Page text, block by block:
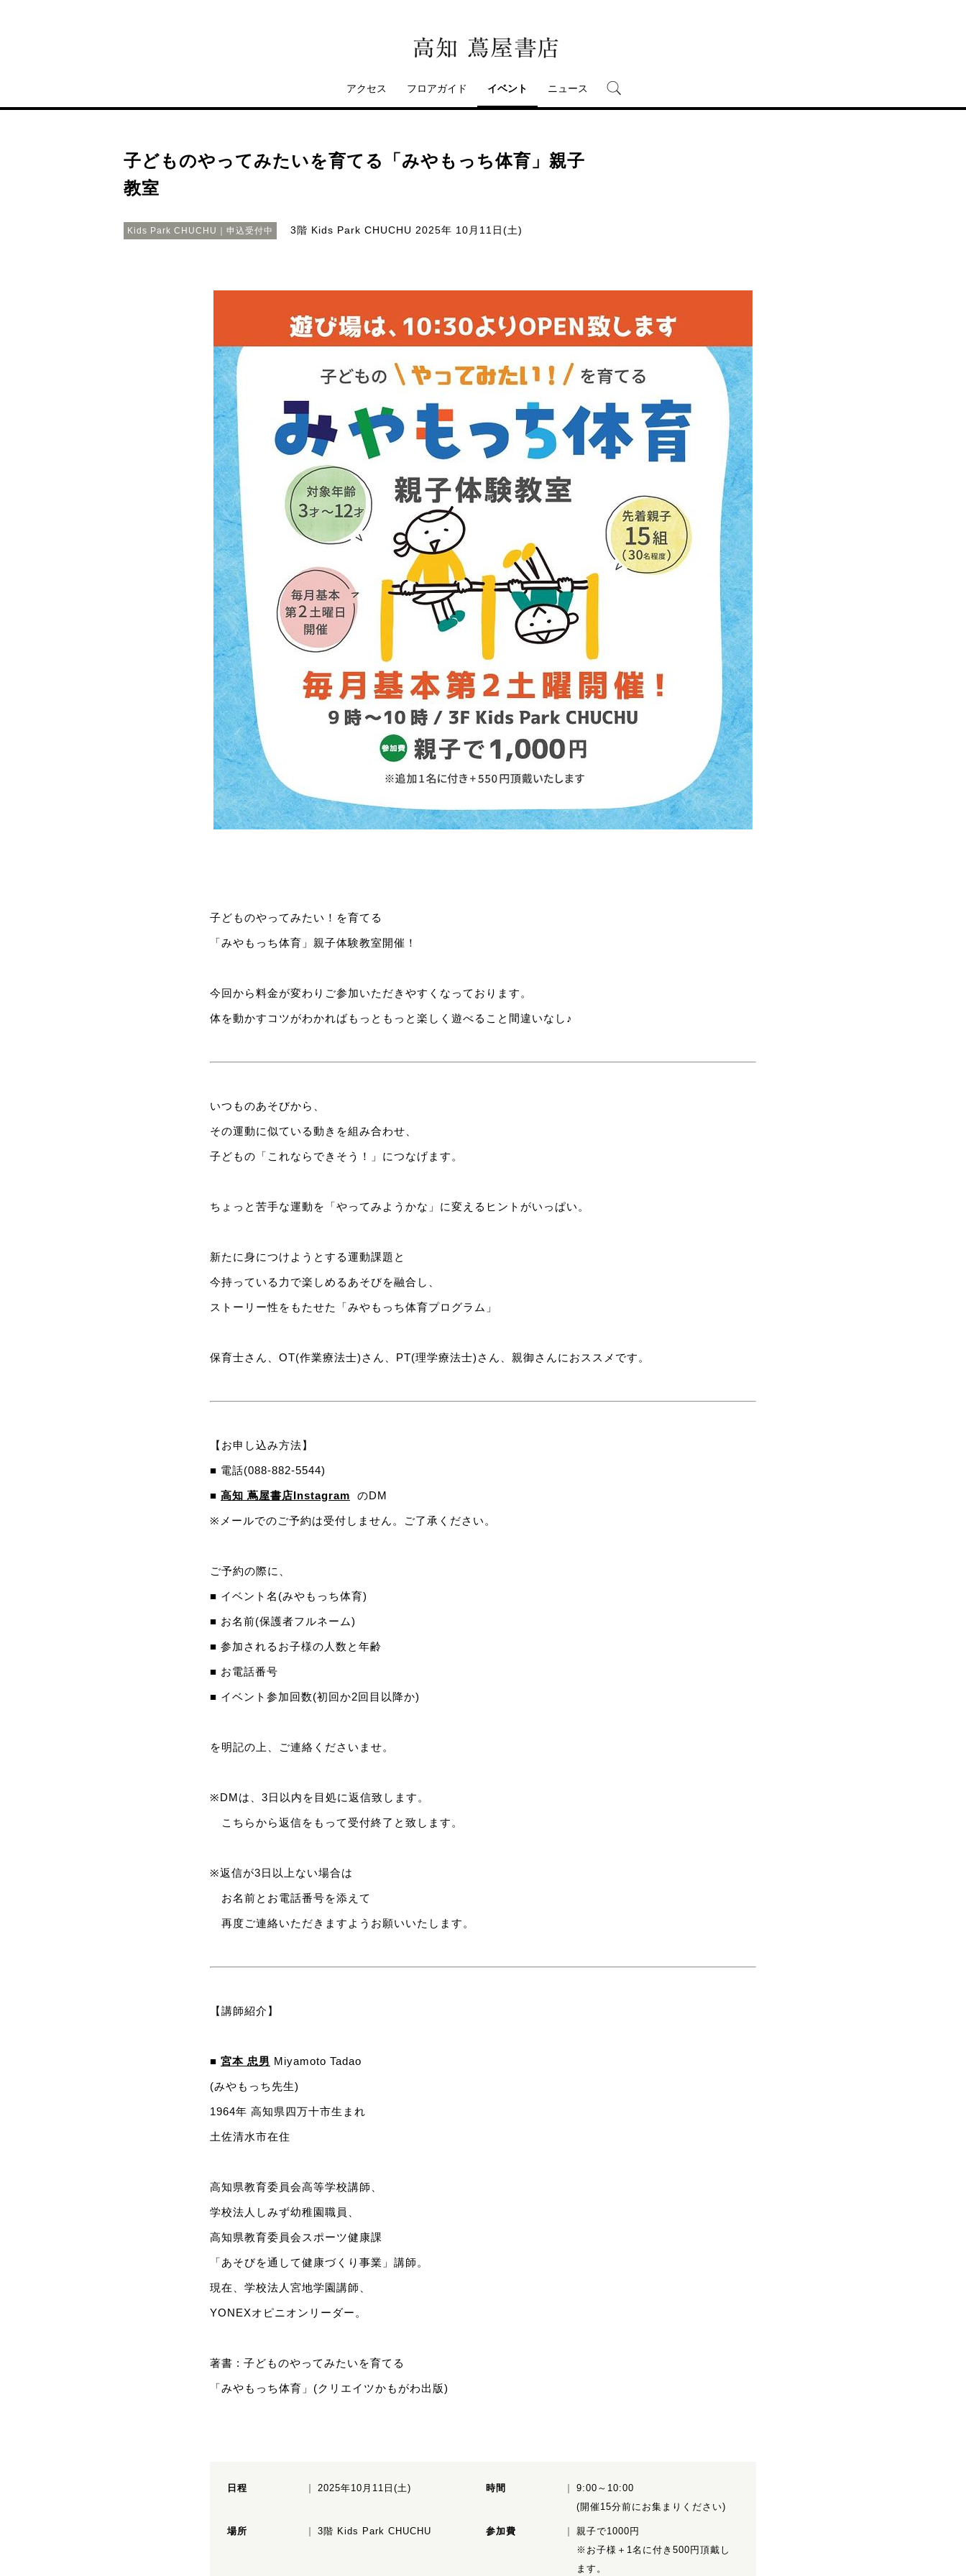
アクセス フロアガイド イベント ニュース
子どものやってみたいを育てる「みやもっち体育」親子
教室
Kids Park CHUCHU｜申込受付中 3階 Kids Park CHUCHU 2025年 10月11日(土)
子どものやってみたい！を育てる
「みやもっち体育」親子体験教室開催！
今回から料金が変わりご参加いただきやすくなっております。
体を動かすコツがわかればもっともっと楽しく遊べること間違いなし♪
いつものあそびから、
その運動に似ている動きを組み合わせ、
子どもの「これならできそう！」につなげます。
ちょっと苦手な運動を「やってみようかな」に変えるヒントがいっぱい。
新たに身につけようとする運動課題と
今持っている力で楽しめるあそびを融合し、
ストーリー性をもたせた「みやもっち体育プログラム」
保育士さん、OT(作業療法士)さん、PT(理学療法士)さん、親御さんにおススメです。
【お申し込み方法】
■ 電話(088-882-5544)
■ 高知 蔦屋書店Instagram のDM
※メールでのご予約は受付しません。ご了承ください。
ご予約の際に、
■ イベント名(みやもっち体育)
■ お名前(保護者フルネーム)
■ 参加されるお子様の人数と年齢
■ お電話番号
■ イベント参加回数(初回か2回目以降か)
を明記の上、ご連絡くださいませ。
※DMは、3日以内を目処に返信致します。
こちらから返信をもって受付終了と致します。
※返信が3日以上ない場合は
お名前とお電話番号を添えて
再度ご連絡いただきますようお願いいたします。
【講師紹介】
■ 宮本 忠男 Miyamoto Tadao
(みやもっち先生)
1964年 高知県四万十市生まれ
土佐清水市在住
高知県教育委員会高等学校講師、
学校法人しみず幼稚園職員、
高知県教育委員会スポーツ健康課
「あそびを通して健康づくり事業」講師。
現在、学校法人宮地学園講師、
YONEXオピニオンリーダー。
著書 : 子どものやってみたいを育てる
「みやもっち体育」(クリエイツかもがわ出版)
日程 2025年10月11日(土) 時間
9:00～10:00
(開催15分前にお集まりください)
場所 3階 Kids Park CHUCHU 参加費
親子で1000円
※お子様＋1名に付き500円頂戴し
ます。